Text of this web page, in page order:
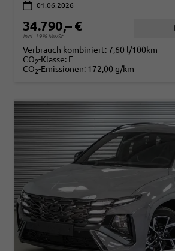
01.06.2026
34.790,– €
incl. 19% MwSt.
Verbrauch kombiniert: 7,60 l/100km
CO2-Klasse: F
CO2-Emissionen: 172,00 g/km